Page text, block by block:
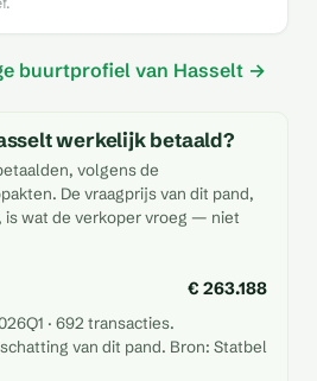
buurtprofiel van Hasselt →
werkelijk betaald?
volgens de
De vraagprijs van dit pand,
is wat de verkoper vroeg — niet
€ 263.188
· 692 transacties.
van dit pand. Bron: Statbel